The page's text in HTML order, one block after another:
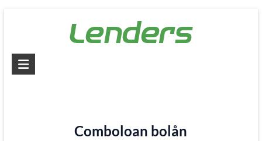
Lenders
Comboloan bolån